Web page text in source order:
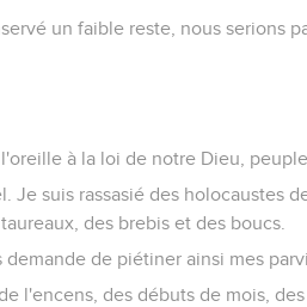
un faible reste, nous serions
à la loi de notre Dieu,
Je suis rassasié des holocaustes
des brebis et des boucs.
de piétiner ainsi mes
l'encens, des débuts de mois,